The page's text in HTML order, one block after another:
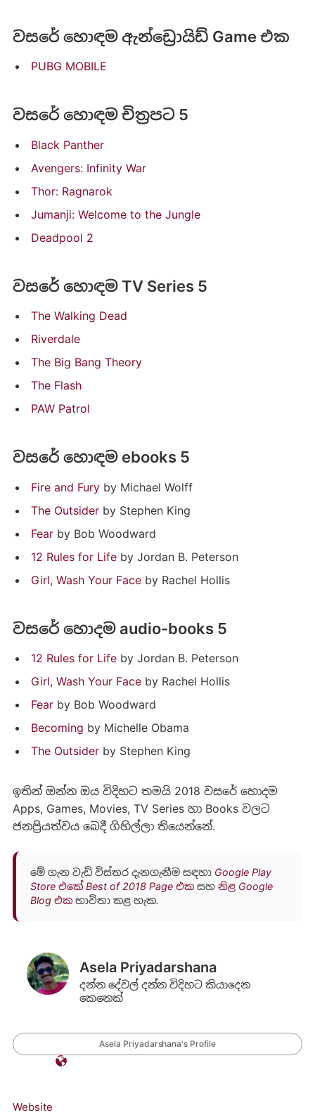
වසරේ හොඳම ඇන්ඩ්‍ර‍ොයිඩ් Game එක
PUBG MOBILE
වසරේ හොඳම චිත්‍රපට 5
Black Panther
Avengers: Infinity War
Thor: Ragnarok
Jumanji: Welcome to the Jungle
Deadpool 2
වසරේ හොඳම TV Series 5
The Walking Dead
Riverdale
The Big Bang Theory
The Flash
PAW Patrol
වසරේ හොඳම ebooks 5
Fire and Furyby Michael Wolff
The Outsiderby Stephen King
Fearby Bob Woodward
12 Rules for Lifeby Jordan B. Peterson
Girl, Wash Your Faceby Rachel Hollis
වසරේ හොදම audio-books 5
12 Rules for Lifeby Jordan B. Peterson
Girl, Wash Your Faceby Rachel Hollis
Fearby Bob Woodward
Becoming by Michelle Obama
The Outsiderby Stephen King
ඉතින් ඔන්න ඔය විදිහට තමයි 2018 වසරේ හොදම
Apps, Games, Movies, TV Series හා Books වලට
ජනප්‍රියත්වය බෙදී ගිහිල්ලා තියෙන්නේ.
මේ ගැන වැඩි විස්තර දැනගැනීම සඳහා Google Play
Store එකේ Best of 2018 Page එකසහ නිළ Google
Blog එකභාවිතා කළ හැක.
Asela Priyadarshana
දන්න දේවල් දන්න විදිහට කියාදෙන
කෙනෙක්
Asela Priyadarshana's Profile
Website